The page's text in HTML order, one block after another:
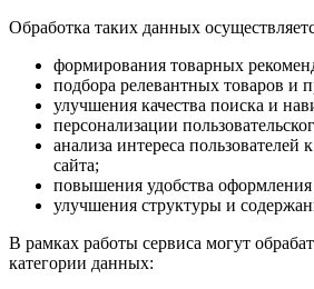
Обработка таких данных
формирования товарных
подбора релевантных товаров и
улучшения качества поиска и
персонализации
анализа интереса пользователей
сайта;
повышения удобства оформления
улучшения структуры и
В рамках работы сервиса могут
категории данных: